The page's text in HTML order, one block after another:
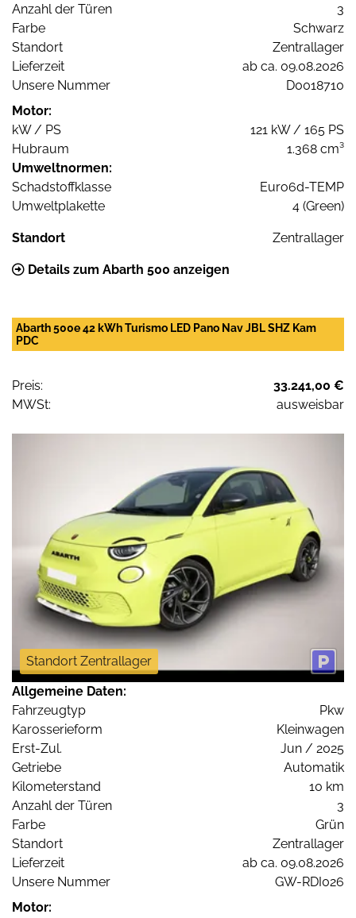
Anzahl der Türen
3
Farbe
Schwarz
Standort
Zentrallager
Lieferzeit
ab ca. 09.08.2026
Unsere Nummer
D0018710
Motor:
kW / PS
121 kW / 165 PS
Hubraum
1.368 cm³
Umweltnormen:
Schadstoffklasse
Euro6d-TEMP
Umweltplakette
4 (Green)
Standort Zentrallager
Details zum Abarth 500 anzeigen
Abarth 500e 42 kWh Turismo LED Pano Nav JBL SHZ Kam
PDC
Preis:
33.241,00 €
MWSt:
ausweisbar
Standort Zentrallager
Allgemeine Daten:
Fahrzeugtyp
Pkw
Karosserieform
Kleinwagen
Erst-Zul.
Jun / 2025
Getriebe
Automatik
Kilometerstand
10 km
Anzahl der Türen
3
Farbe
Grün
Standort
Zentrallager
Lieferzeit
ab ca. 09.08.2026
Unsere Nummer
GW-RDI026
Motor: